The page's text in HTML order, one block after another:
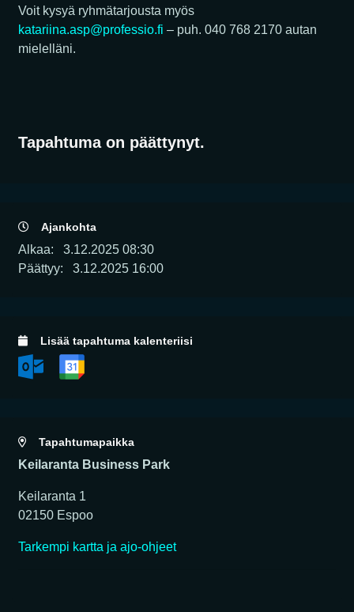
Voit kysyä ryhmätarjousta myös
katariina.asp@professio.fi – puh. 040 768 2170 autan
mielelläni.
Tapahtuma on päättynyt.
Ajankohta
Alkaa: 3.12.2025 08:30
Päättyy: 3.12.2025 16:00
Lisää tapahtuma kalenteriisi
Tapahtumapaikka
Keilaranta Business Park
Keilaranta 1
02150 Espoo
Tarkempi kartta ja ajo-ohjeet